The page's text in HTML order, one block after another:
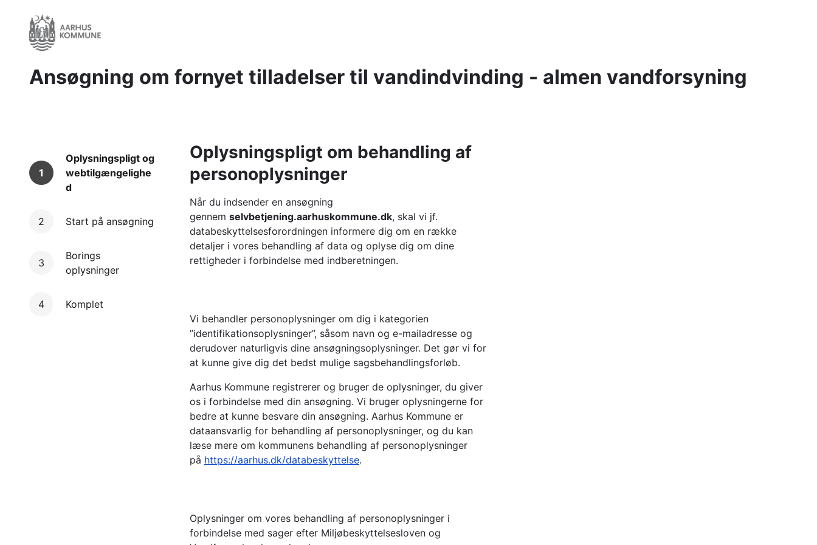
hovedindhold
Ansøgning om fornyet tilladelser til vandindvinding - almen vandforsyning
1
Oplysningspligt og
webtilgængelighe
d
2 Start på ansøgning
3
Borings
oplysninger
4 Komplet
Oplysningspligt om behandling af
personoplysninger
Når du indsender en ansøgning
gennem selvbetjening.aarhuskommune.dk, skal vi jf.
databeskyttelsesforordningen informere dig om en række
detaljer i vores behandling af data og oplyse dig om dine
rettigheder i forbindelse med indberetningen.
Vi behandler personoplysninger om dig i kategorien
”identifikationsoplysninger”, såsom navn og e-mailadresse og
derudover naturligvis dine ansøgningsoplysninger. Det gør vi for
at kunne give dig det bedst mulige sagsbehandlingsforløb.
Aarhus Kommune registrerer og bruger de oplysninger, du giver
os i forbindelse med din ansøgning. Vi bruger oplysningerne for
bedre at kunne besvare din ansøgning. Aarhus Kommune er
dataansvarlig for behandling af personoplysninger, og du kan
læse mere om kommunens behandling af personoplysninger
på https://aarhus.dk/databeskyttelse.
Oplysninger om vores behandling af personoplysninger i
forbindelse med sager efter Miljøbeskyttelsesloven og